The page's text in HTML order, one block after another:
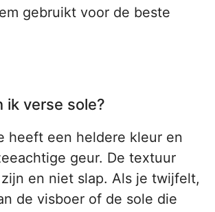
gebruikt voor de beste
ik verse sole?
heeft een heldere kleur en
geur. De textuur
en niet slap. Als je twijfelt,
de visboer of de sole die